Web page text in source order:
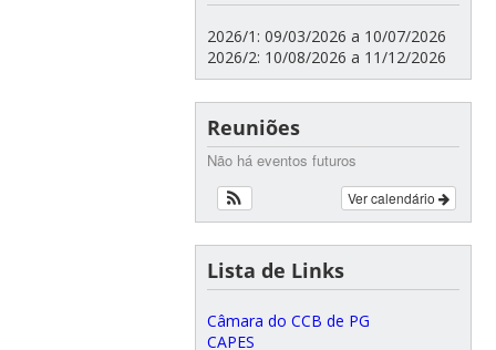
2026/1: 09/03/2026 a 10/07/2026
2026/2: 10/08/2026 a 11/12/2026
Reuniões
Não há eventos futuros
Ver calendário
Lista de Links
Câmara do CCB de PG
CAPES